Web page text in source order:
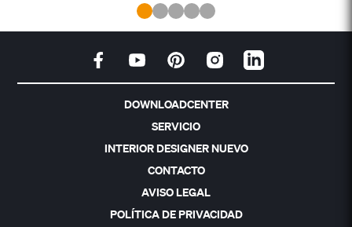
DOWNLOADCENTER
SERVICIO
INTERIOR DESIGNER NUEVO
CONTACTO
AVISO LEGAL
POLÍTICA DE PRIVACIDAD